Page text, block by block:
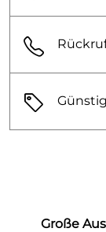
Große